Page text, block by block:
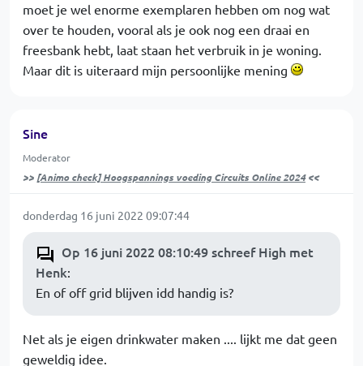
moet je wel enorme exemplaren hebben om nog wat
over te houden, vooral als je ook nog een draai en
freesbank hebt, laat staan het verbruik in je woning.
Maar dit is uiteraard mijn persoonlijke mening
Sine
Moderator
>> [Animo check] Hoogspannings voeding Circuits Online 2024<<
donderdag 16 juni 2022 09:07:44
Op 16 juni 2022 08:10:49 schreef High met
Henk:
En of off grid blijven idd handig is?
Net als je eigen drinkwater maken .... lijkt me dat geen
geweldig idee.